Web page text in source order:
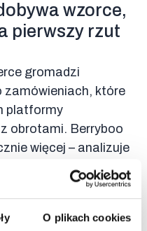
O plikach cookies
wzorce,
pierwszy rzut
gromadzi
zamówieniach, które
platformy
obrotami. Berryboo
więcej – analizuje
produktu i wskazuje,
zakupowymi
ląduje w jednym